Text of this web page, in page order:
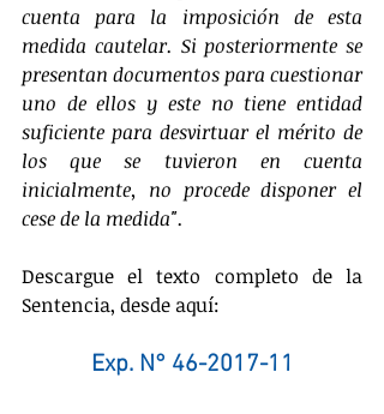
cuenta para la imposición de esta
medida cautelar. Si posteriormente se
presentan documentos para cuestionar
uno de ellos y este no tiene entidad
suficiente para desvirtuar el mérito de
los que se tuvieron en cuenta
inicialmente, no procede disponer el
cese de la medida".
Descargue el texto completo de la
Sentencia, desde aquí:
Exp. N° 46-2017-11